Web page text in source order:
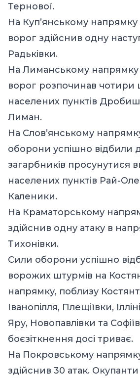
Тернової.
На Куп’янському напрямку
ворог здійснив одну
Радьківки.
На Лиманському напрямку
ворог розпочинав чотири
населених пунктів
Лиман.
На Слов’янському
оборони успішно відбили
загарбників просунутися
населених пунктів Рай-
Каленики.
На Краматорському
здійснив одну атаку в
Тихонівки.
Сили оборони успішно
ворожих штурмів на
напрямку, поблизу
Іванопілля, Плещіївки,
Яру, Новопавлівки та
боєзіткнення досі триває.
На Покровському
здійснив 30 атак.